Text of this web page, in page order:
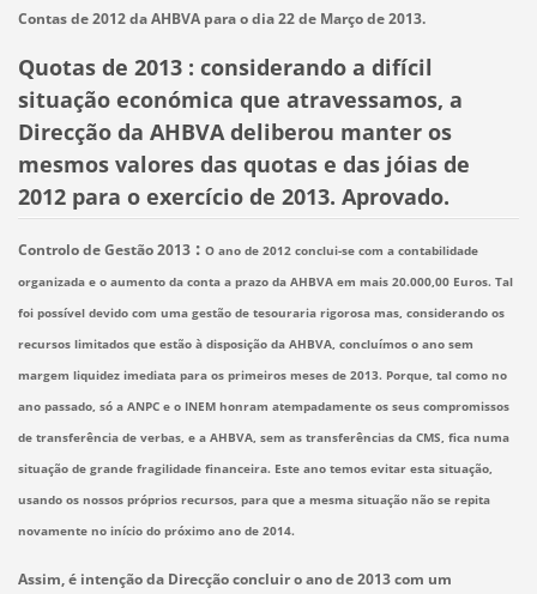
Contas de 2012 da AHBVA para o dia 22 de Março de 2013.
Quotas de 2013 : considerando a difícil
situação económica que atravessamos, a
Direcção da AHBVA deliberou manter os
mesmos valores das quotas e das jóias de
2012 para o exercício de 2013. Aprovado.
Controlo de Gestão 2013: O ano de 2012 conclui-se com a contabilidade
organizada e o aumento da conta a prazo da AHBVA em mais 20.000,00 Euros. Tal
foi possível devido com uma gestão de tesouraria rigorosa mas, considerando os
recursos limitados que estão à disposição da AHBVA, concluímos o ano sem
margem liquidez imediata para os primeiros meses de 2013. Porque, tal como no
ano passado, só a ANPC e o INEM honram atempadamente os seus compromissos
de transferência de verbas, e a AHBVA, sem as transferências da CMS, fica numa
situação de grande fragilidade financeira. Este ano temos evitar esta situação,
usando os nossos próprios recursos, para que a mesma situação não se repita
novamente no início do próximo ano de 2014.
Assim, é intenção da Direcção concluir o ano de 2013 com um